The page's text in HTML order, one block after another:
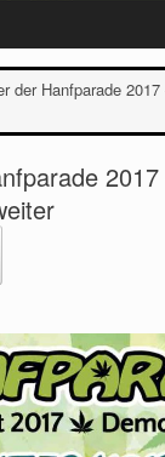
der Hanfparade